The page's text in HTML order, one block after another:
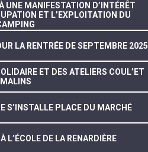
UNE MANIFESTATION D’INTÉRÊT
ET L’EXPLOITATION DU
LA RENTRÉE DE SEPTEMBRE 2025
ET DES ATELIERS COUL’ET
MALINS
S’INSTALLE PLACE DU MARCHÉ
L’ÉCOLE DE LA RENARDIÈRE